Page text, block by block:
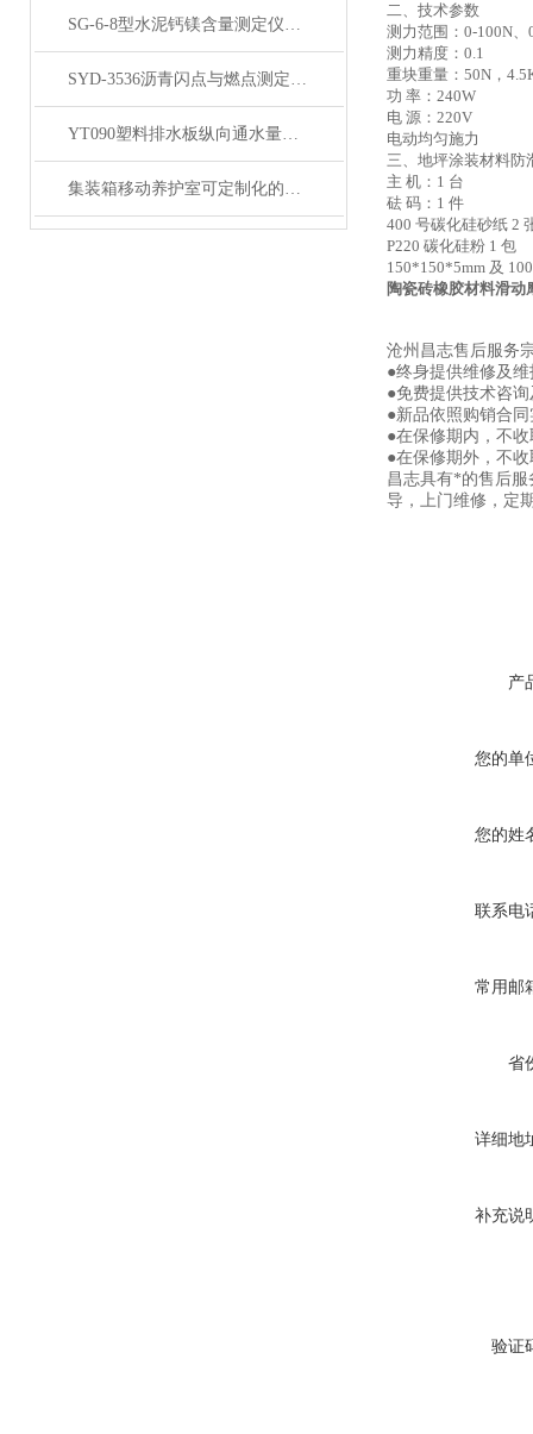
SG-6-8型水泥钙镁含量测定仪产品展示
SYD-3536沥青闪点与燃点测定仪产品展示
YT090塑料排水板纵向通水量测定仪产品展示
集装箱移动养护室可定制化的建筑保养与养护设施
二、技术参数
测力范围： 0-100N、
测力精度： 0.1
重块重量： 50N，
功 率： 240W
电 源： 220V
电动均匀施力
三、地坪涂装材料防
主 机： 1 台
砝 码： 1 件
400 号碳化硅砂纸 2
P220 碳化硅粉 1 包
150*150*5mm 及
陶瓷砖橡胶材料滑动
沧州昌志售后服务
●终身提供维修及
●免费提供技术咨
●新品依照购销合
●在保修期内，不
●在保修期外，不
昌志具有*的售后
导，上门维修，定
产
您的单
您的姓
联系电
常用邮
省
详细地
补充说
验证